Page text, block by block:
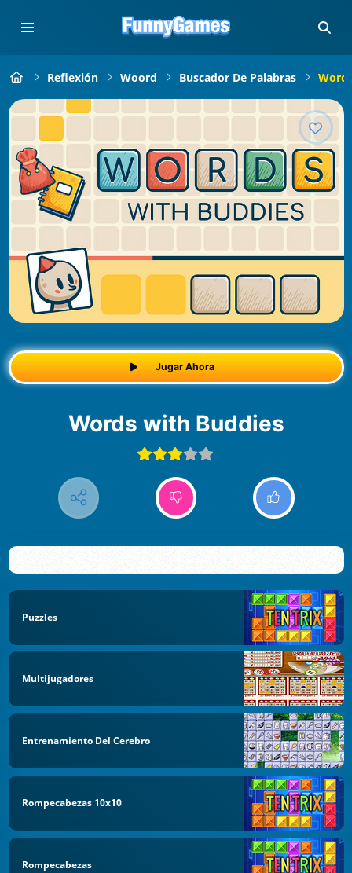
Reflexión Woord Buscador De Palabras
Jugar Ahora
Words with Buddies
Puzzles
Multijugadores
Entrenamiento Del Cerebro
Rompecabezas 10x10
Rompecabezas